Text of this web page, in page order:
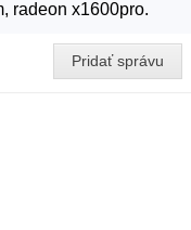
radeon x1600pro.
Pridať správu